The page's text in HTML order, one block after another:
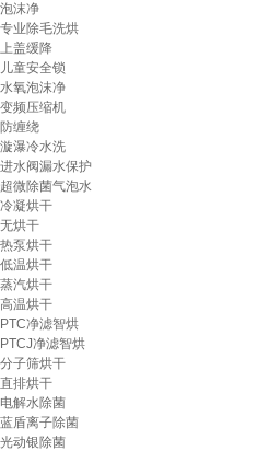
泡沫净
专业除毛洗烘
上盖缓降
儿童安全锁
水氧泡沫净
变频压缩机
防缠绕
漩瀑冷水洗
进水阀漏水保护
超微除菌气泡水
冷凝烘干
无烘干
热泵烘干
低温烘干
蒸汽烘干
高温烘干
PTC净滤智烘
PTCJ净滤智烘
分子筛烘干
直排烘干
电解水除菌
蓝盾离子除菌
光动银除菌